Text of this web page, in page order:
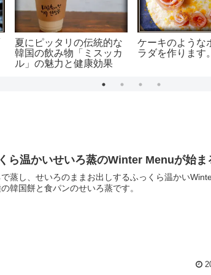
夏にピッタリの伝統的な
韓国の飲み物「ミスッカ
ル」の魅力と健康効果
ケーキのような
ラダを作ります。
ら温かいせいろ蒸のWinter Menuが始ま
蒸し、せいろのままお出しするふっくら温かい
韓国餅と食パンのせいろ蒸です。